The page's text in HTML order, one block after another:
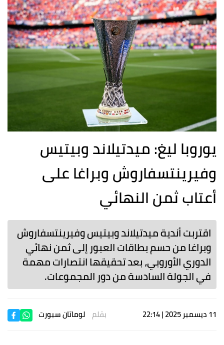
يوروبا ليغ: ميدتيلاند وبيتيس
وفيرينتسفاروش وبراغا على
أعتاب ثمن النهائي
اقتربت أندية ميدتيلاند وبيتيس وفيرينتسفاروش
وبراغا من حسم بطاقات العبور إلى ثمن نهائي
الدوري الأوروبي، بعد تحقيقها انتصارات مهمة
في الجولة السادسة من دور المجموعات.
11 ديسمبر 2025 | 22:14 بقلم لوماتان سبورت